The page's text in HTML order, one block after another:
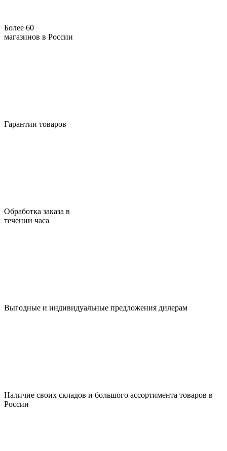
Более 60
магазинов в России
Гарантии товаров
Обработка заказа в
течении часа
Выгодные и индивидуальные предложения дилерам
Наличие своих складов и большого ассортимента товаров в
России